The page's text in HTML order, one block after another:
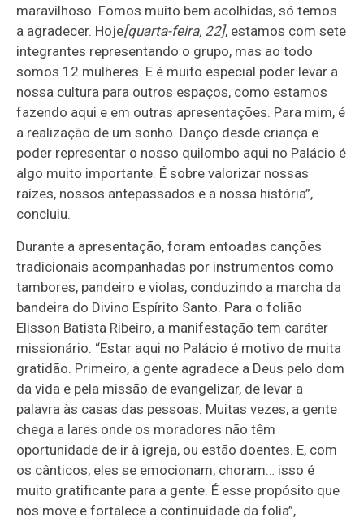
maravilhoso. Fomos muito bem acolhidas, só temos
a agradecer. Hoje[quarta-feira, 22], estamos com sete
integrantes representando o grupo, mas ao todo
somos 12 mulheres. E é muito especial poder levar a
nossa cultura para outros espaços, como estamos
fazendo aqui e em outras apresentações. Para mim, é
a realização de um sonho. Danço desde criança e
poder representar o nosso quilombo aqui no Palácio é
algo muito importante. É sobre valorizar nossas
raízes, nossos antepassados e a nossa história”,
concluiu.
Durante a apresentação, foram entoadas canções
tradicionais acompanhadas por instrumentos como
tambores, pandeiro e violas, conduzindo a marcha da
bandeira do Divino Espírito Santo. Para o folião
Elisson Batista Ribeiro, a manifestação tem caráter
missionário. “Estar aqui no Palácio é motivo de muita
gratidão. Primeiro, a gente agradece a Deus pelo dom
da vida e pela missão de evangelizar, de levar a
palavra às casas das pessoas. Muitas vezes, a gente
chega a lares onde os moradores não têm
oportunidade de ir à igreja, ou estão doentes. E, com
os cânticos, eles se emocionam, choram… isso é
muito gratificante para a gente. É esse propósito que
nos move e fortalece a continuidade da folia”,